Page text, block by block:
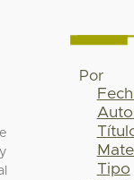
Por
Tipo